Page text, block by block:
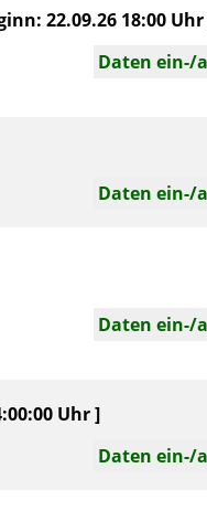
22.09.26 18:00 Uhr
Daten ein-/
Daten ein-/
Daten ein-/
Uhr ]
Daten ein-/